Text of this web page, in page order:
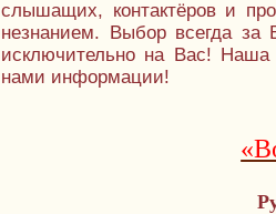
слышащих, контактёров и
незнанием. Выбор всегда за
исключительно на Вас! Наша
нами информации!